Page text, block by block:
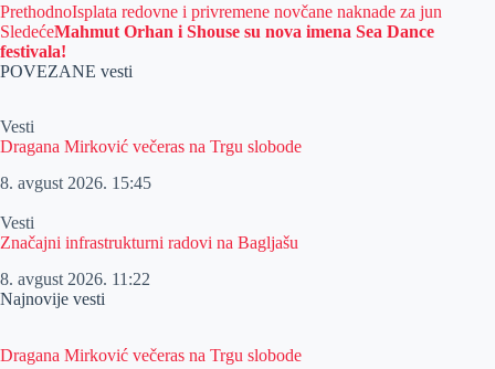
PrethodnoIsplata redovne i privremene novčane naknade za jun
SledećeMahmut Orhan i Shouse su nova imena Sea Dance
festivala!
POVEZANE vesti
Vesti
Dragana Mirković večeras na Trgu slobode
8. avgust 2026. 15:45
Vesti
Značajni infrastrukturni radovi na Bagljašu
8. avgust 2026. 11:22
Najnovije vesti
Dragana Mirković večeras na Trgu slobode